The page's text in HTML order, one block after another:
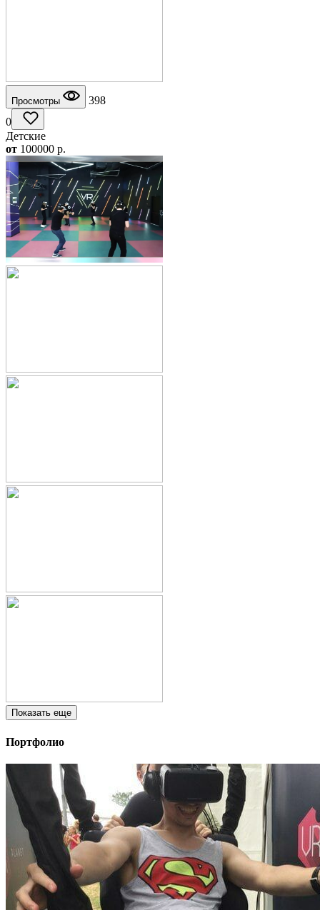
Просмотры
398
0
Детские
от 100000 p.
Показать еще
Портфолио